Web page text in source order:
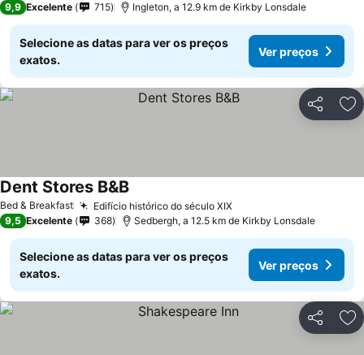
9,9 Excelente 715 Ingleton, a 12.9 km de Kirkby Lonsdale
Selecione as datas para ver os preços
exatos.
Ver preços
Partilhar
Bed & Breakfast Edifício histórico do século XIX
Dent Stores B&B
9,5 Excelente 368 Sedbergh, a 12.5 km de Kirkby Lonsdale
Selecione as datas para ver os preços
exatos.
Ver preços
Partilhar